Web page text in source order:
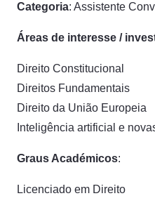
Categoria: Assistente
Áreas de interesse /
Direito Constitucional
Direitos Fundamentais
Direito da União Europeia
Inteligência artificial e
Graus Académicos:
Licenciado em Direito